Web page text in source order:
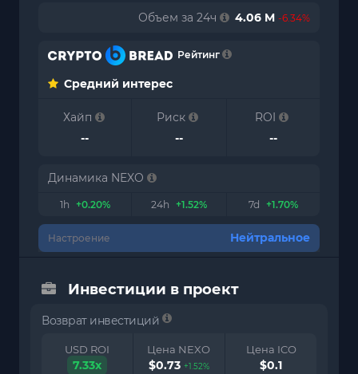
Объем за 24ч 4.06 M -6.34%
Рейтинг
Средний интерес
Хайп
--
Риск
--
ROI
--
Динамика NEXO
1h +0.20% 24h +1.52% 7d +1.70%
Настроение Нейтральное
Инвестиции в проект
Возврат инвестиций
USD ROI
7.33x
Цена NEXO
$0.73 +1.52%
Цена ICO
$0.1